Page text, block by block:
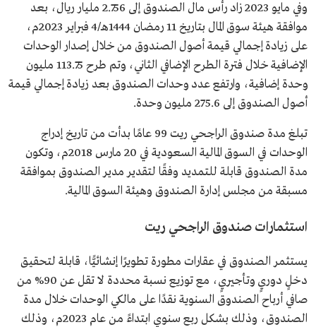
وفي مايو 2023 زاد رأس مال الصندوق إلى 2.756 مليار ريال، بعد
موافقة هيئة سوق المال بتاريخ 11 رمضان 1444هـ/4 فبراير 2023م،
على زيادة إجمالي قيمة أصول الصندوق من خلال إصدار الوحدات
الإضافية خلال فترة الطرح الإضافي الثاني، وتم طرح 113.75 مليون
وحدة إضافية، وارتفع عدد وحدات الصندوق بعد زيادة إجمالي قيمة
أصول الصندوق إلى 275.6 مليون وحدة.
تبلغ مدة صندوق الراجحي ريت 99 عامًا بدأت من تاريخ إدراج
الوحدات في السوق المالية السعودية في 20 مارس 2018م، وتكون
مدة الصندوق قابلة للتمديد وفقًا لتقدير مدير الصندوق بموافقة
مسبقة من مجلس إدارة الصندوق وهيئة السوق المالية.
استثمارات صندوق الراجحي ريت
يستثمر الصندوق في عقارات مطورة تطويرًا إنشائيًّا، قابلة لتحقيق
دخلٍ دوريٍ وتأجيريٍ، مع توزيع نسبة محددة لا تقل عن 90% من
صافي أرباح الصندوق السنوية نقدًا على مالكي الوحدات خلال مدة
الصندوق، وذلك بشكل ربع سنوي ابتداءً من عام 2023م، وذلك